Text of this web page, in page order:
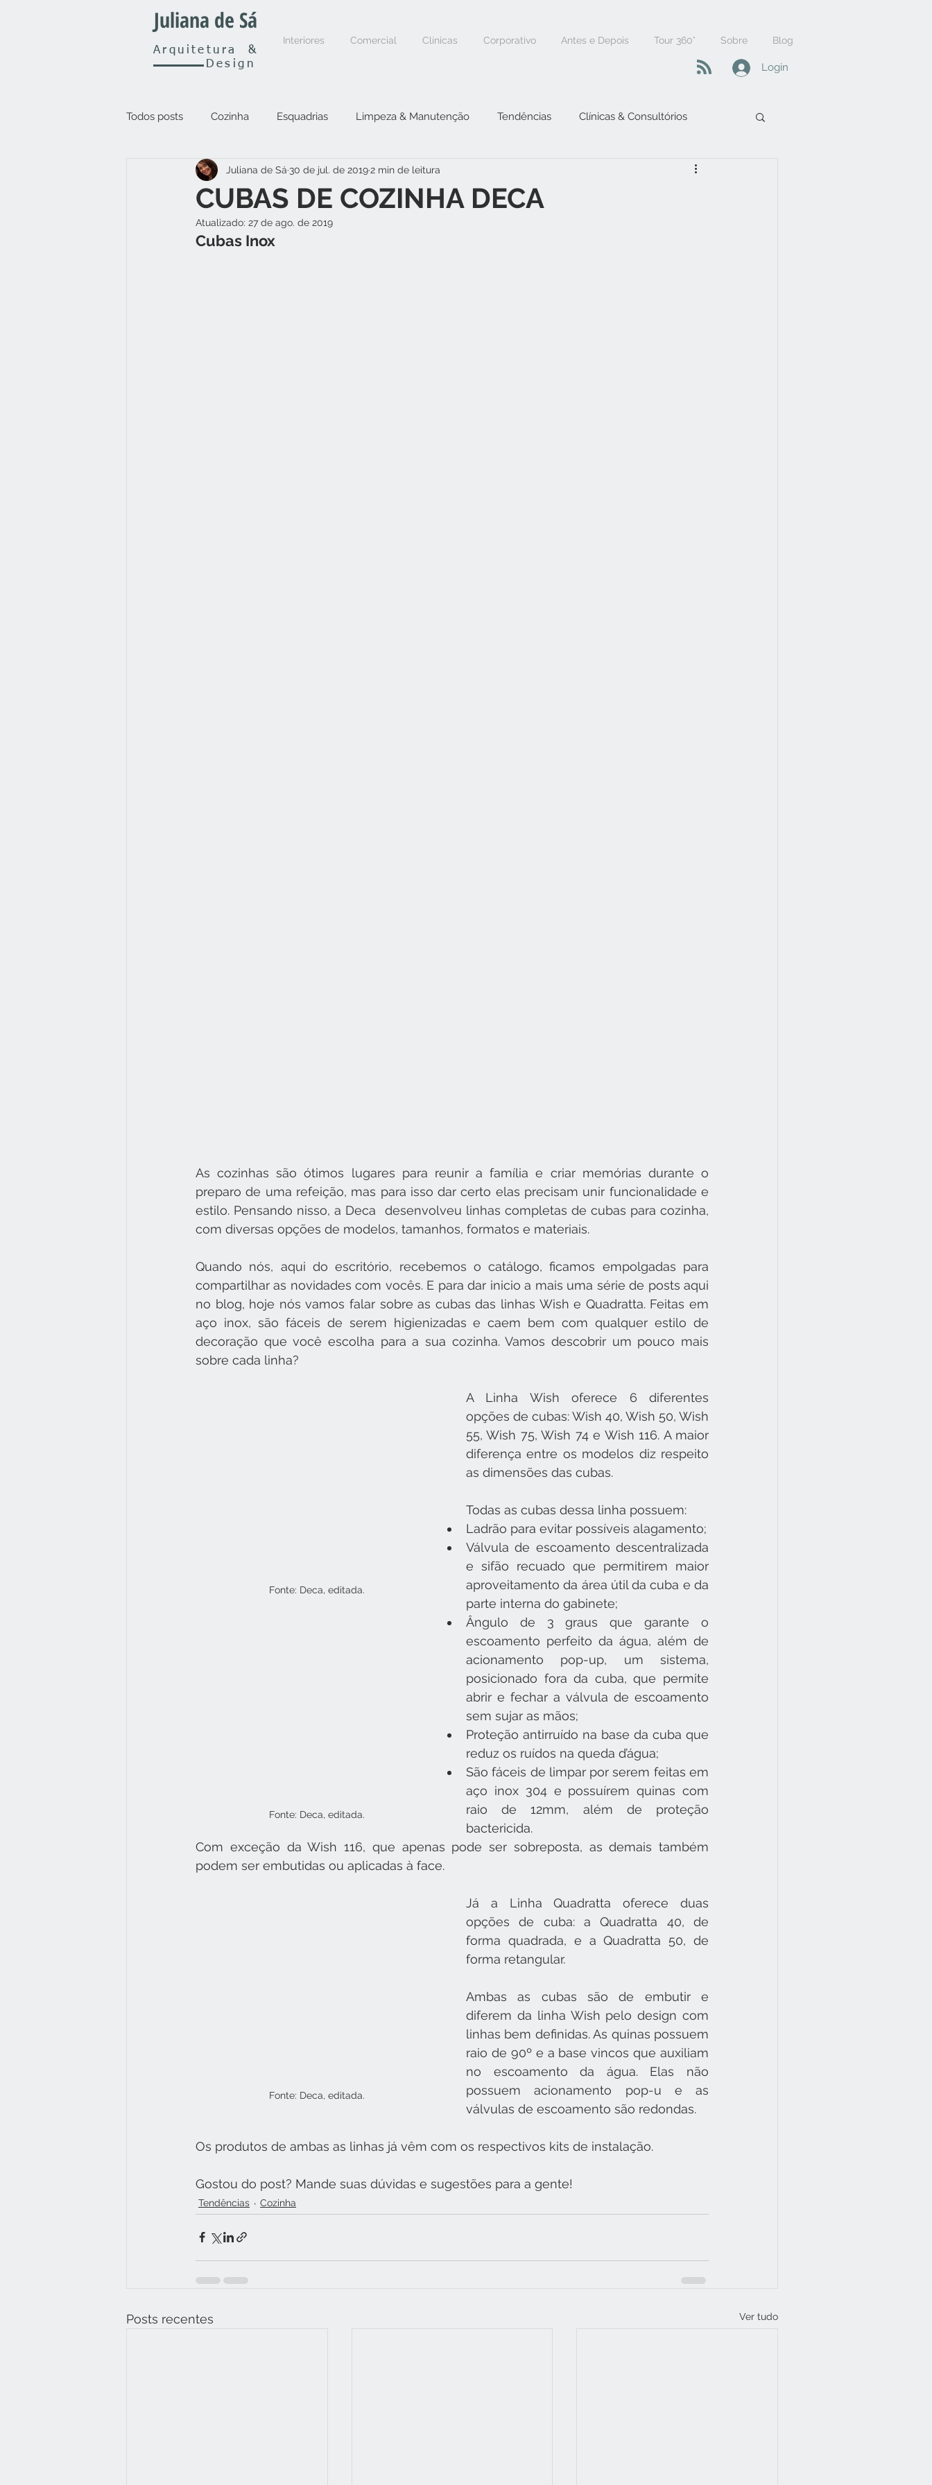
Juliana de Sá
Arquitetura&
Design
Interiores Comercial Clínicas Corporativo Antes e Depois Tour 360° Sobre Blog
Login
Todos posts Cozinha Esquadrias Limpeza & Manutenção Tendências Clínicas & Consultórios
CUBAS DE COZINHA DECA
Juliana de Sá 30 de jul. de 20192 min de leitura
Atualizado: 27 de ago. de 2019
Cubas Inox
As cozinhas são ótimos lugares para reunir a família e criar memórias durante o
preparo de uma refeição, mas para isso dar certo elas precisam unir funcionalidade e
estilo. Pensando nisso, a Deca  desenvolveu linhas completas de cubas para cozinha,
com diversas opções de modelos, tamanhos, formatos e materiais.
Quando nós, aqui do escritório, recebemos o catálogo, ficamos empolgadas para
compartilhar as novidades com vocês. E para dar inicio a mais uma série de posts aqui
no blog, hoje nós vamos falar sobre as cubas das linhas Wish e Quadratta. Feitas em
aço inox, são fáceis de serem higienizadas e caem bem com qualquer estilo de
decoração que você escolha para a sua cozinha. Vamos descobrir um pouco mais
sobre cada linha?
Fonte: Deca, editada.
A Linha Wish oferece 6 diferentes
opções de cubas: Wish 40, Wish 50, Wish
55, Wish 75, Wish 74 e Wish 116. A maior
diferença entre os modelos diz respeito
as dimensões das cubas.
Todas as cubas dessa linha possuem:
Ladrão para evitar possíveis alagamento;
Válvula de escoamento descentralizada
e sifão recuado que permitirem maior
aproveitamento da área útil da cuba e da
parte interna do gabinete;
Fonte: Deca, editada.
Ângulo de 3 graus que garante o
escoamento perfeito da água, além de
acionamento pop-up, um sistema,
posicionado fora da cuba, que permite
abrir e fechar a válvula de escoamento
sem sujar as mãos;
Proteção antirruído na base da cuba que
reduz os ruídos na queda d’água;
São fáceis de limpar por serem feitas em
aço inox 304 e possuírem quinas com
raio de 12mm, além de proteção
bactericida.
Com exceção da Wish 116, que apenas pode ser sobreposta, as demais também
podem ser embutidas ou aplicadas à face.
Fonte: Deca, editada.
Já a Linha Quadratta oferece duas
opções de cuba: a Quadratta 40, de
forma quadrada, e a Quadratta 50, de
forma retangular.
Ambas as cubas são de embutir e
diferem da linha Wish pelo design com
linhas bem definidas. As quinas possuem
raio de 90º e a base vincos que auxiliam
no escoamento da água. Elas não
possuem acionamento pop-u e as
válvulas de escoamento são redondas.
Os produtos de ambas as linhas já vêm com os respectivos kits de instalação.
Gostou do post? Mande suas dúvidas e sugestões para a gente!
Tendências Cozinha
Posts recentes Ver tudo